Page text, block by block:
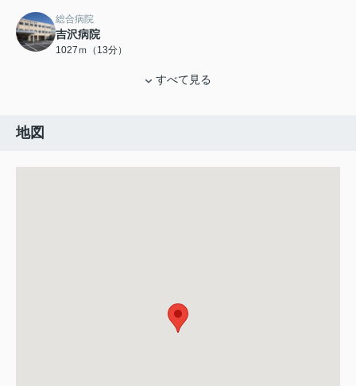
総合病院
吉沢病院
1027ｍ（13分）
すべて見る
地図